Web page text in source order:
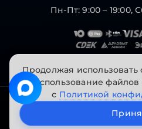
Пн-Пт: 9:00 – 19:00,
© 2026 "Инструменты на
Продолжая использовать
на использование файлов
с Политикой